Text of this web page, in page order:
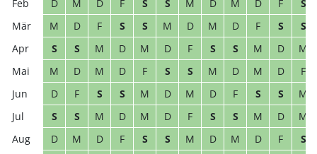
D M D F S S M D M D F
S
M
D F S S M D M D F S
S
S
S M D M D F S S M D
M
M
D M D F S S M D M D
F
D
F S S M D M D F S S
M
S
S M D M D F S S M D
M
D
M D F S S M D M D F
S